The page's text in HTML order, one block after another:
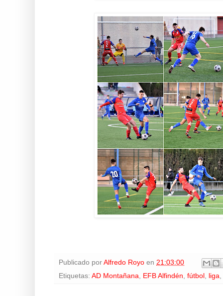
Publicado por Alfredo Royo en 21:03:00
Etiquetas: AD Montañana, EFB Alfindén, fútbol , liga,